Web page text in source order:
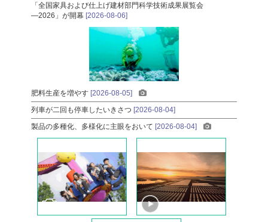
「全国家具および仕上げ建材部門科学技術成果展覧会
―2026」が開幕 [2026-08-06]
肥料生産を増やす [2026-08-05]
列車が二回も停車したいきさつ [2026-08-04]
製品の多種化、多様化に主眼をおいて [2026-08-04]